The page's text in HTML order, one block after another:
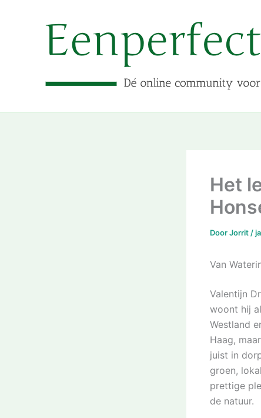
Het
DoorJorrit /
Van
Valentijn
woont hij
Westland
Haag,
juist in
groen,
prettige
de natuur.